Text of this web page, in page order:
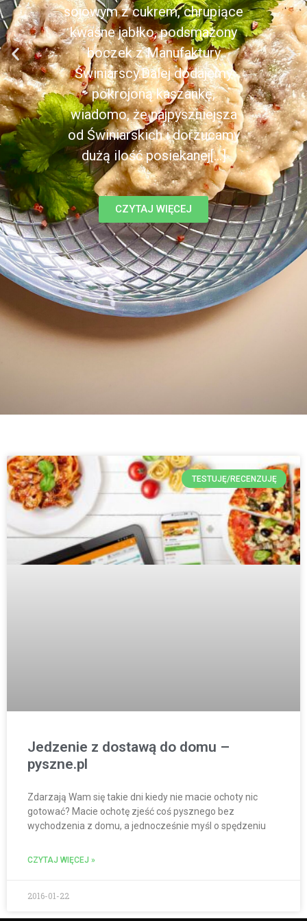
sojowym z cukrem, chrupiące
kwaśne jabłko, podsmażony
boczek z Manufaktury
Świniarscy.Dalej dodajemy
pokrojoną kaszankę,
wiadomo, że najpyszniejsza
od Świniarskich i dorzucamy
dużą ilość posiekanej[...]
CZYTAJ WIĘCEJ
TESTUJĘ/RECENZUJĘ
Jedzenie z dostawą do domu –
pyszne.pl
Zdarzają Wam się takie dni kiedy nie macie ochoty nic
gotować? Macie ochotę zjeść coś pysznego bez
wychodzenia z domu, a jednocześnie myśl o spędzeniu
CZYTAJ WIĘCEJ »
2016-01-22